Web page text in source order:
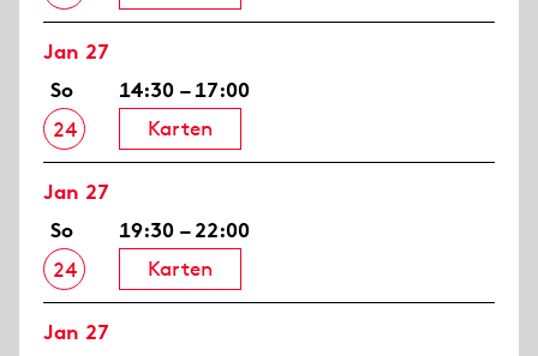
Jan 27
So
24
14:30 – 17:00
Karten
Jan 27
So
24
19:30 – 22:00
Karten
Jan 27